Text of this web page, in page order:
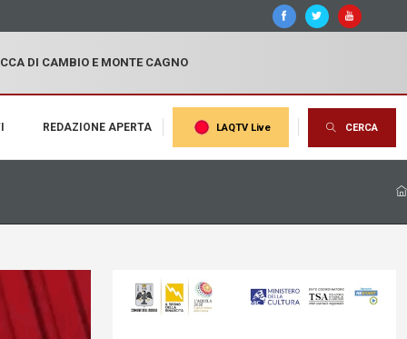
DI CAMBIO E MONTE CAGNO
REDAZIONE APERTA LAQTV Live CERCA